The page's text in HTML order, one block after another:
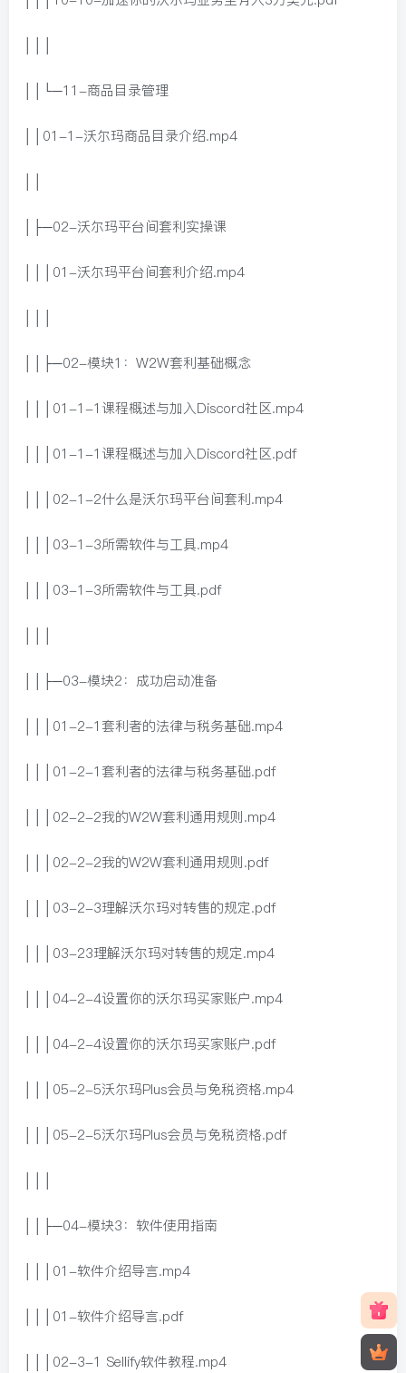
││└─11-商品目录管理
││01-1-沃尔玛商品目录介绍.mp4
│├─02-沃尔玛平台间套利实操课
│││01-沃尔玛平台间套利介绍.mp4
││├─02-模块1：W2W套利基础概念
│││01-1-1课程概述与加入Discord社区.mp4
│││01-1-1课程概述与加入Discord社区.pdf
│││02-1-2什么是沃尔玛平台间套利.mp4
│││03-1-3所需软件与工具.mp4
│││03-1-3所需软件与工具.pdf
││├─03-模块2：成功启动准备
│││01-2-1套利者的法律与税务基础.mp4
│││01-2-1套利者的法律与税务基础.pdf
│││02-2-2我的W2W套利通用规则.mp4
│││02-2-2我的W2W套利通用规则.pdf
│││03-2-3理解沃尔玛对转售的规定.pdf
│││03-23理解沃尔玛对转售的规定.mp4
│││04-2-4设置你的沃尔玛买家账户.mp4
│││04-2-4设置你的沃尔玛买家账户.pdf
│││05-2-5沃尔玛Plus会员与免税资格.mp4
│││05-2-5沃尔玛Plus会员与免税资格.pdf
││├─04-模块3：软件使用指南
│││01-软件介绍导言.mp4
│││01-软件介绍导言.pdf
│││02-3-1 Sellify软件教程.mp4